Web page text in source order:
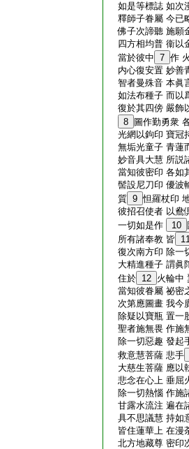
如是等標誌 如次
釋師子眷屬 今已
佛子次諦聽 施願
四方相均普 衞以
當於彼中 7 作
内心復安置 妙善
智者曼殊音 本眞
如法布種子 而以
復於其四傍 嚴飾
8
圖作勤勇衆
光網以鉤印 寶冠
無垢光童子 青蓮
妙音具大慧 所説
當知彼密印 各如
髻設尼刀印 優波
質 9 怛羅杖印
彼招召使者 以鴦
一切如是作
10
所有諸奉教 皆
復次南方印 除一
大精進種子 謂眞
住於 12 火輪中
當知彼眷屬 祕密
次第應圖畫 我今
除疑以寶瓶 置一
聖者施無畏 作施
除一切惡趣 發起
救意慧菩薩 悲手
大慈生菩薩 應以
悲念在心上 垂屈
除一切熱惱 作施
甘露水流注 遍在
具不思議慧 持如
皆住蓮華上 在漫
北方地藏尊 密印